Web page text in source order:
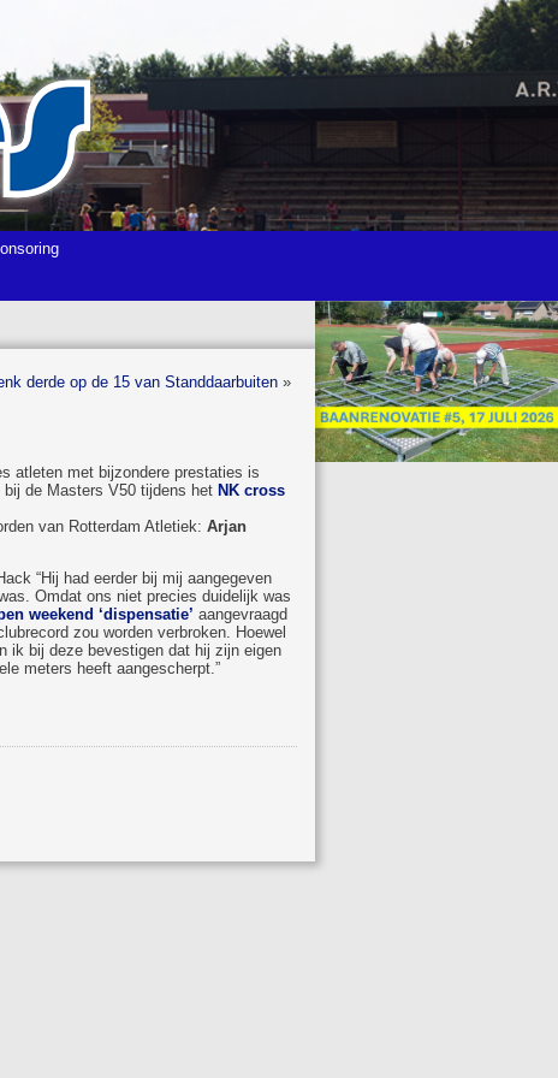
derde op de 15 van Standdaarbuiten»
atleten met bijzondere prestaties is
de Masters V50 tijdens het NK cross
van Rotterdam Atletiek: Arjan
“Hij had eerder bij mij aangegeven
Omdat ons niet precies duidelijk was
weekend ‘dispensatie’ aangevraagd
zou worden verbroken. Hoewel
ik bij deze bevestigen dat hij zijn eigen
meters heeft aangescherpt.”